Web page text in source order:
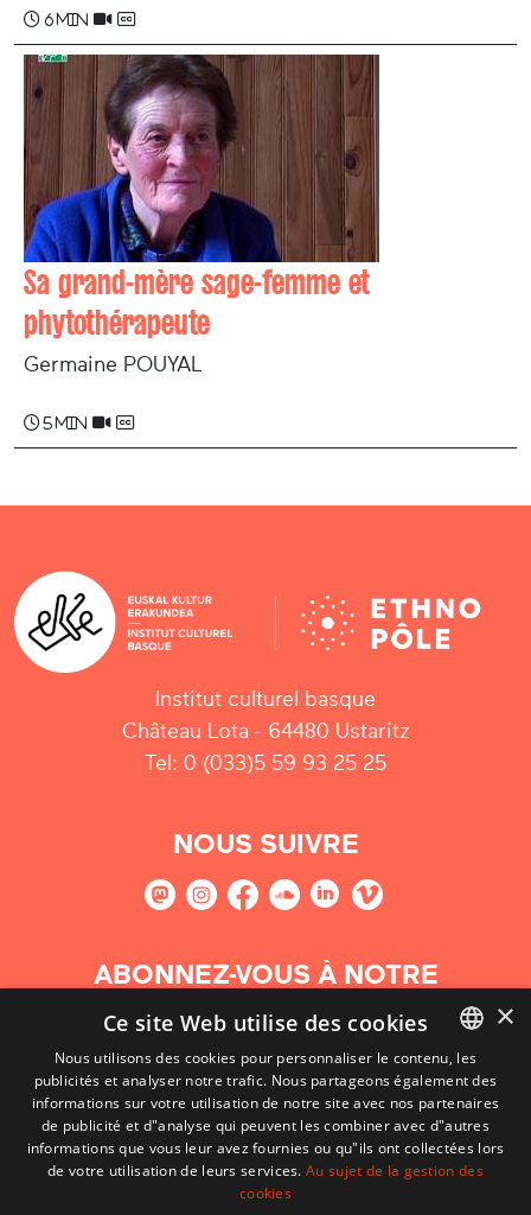
6 min
Sa grand-mère sage-femme et
phytothérapeute
Germaine POUYAL
5 min
Institut culturel basque
Château Lota - 64480 Ustaritz
Tel: 0 (033)5 59 93 25 25
NOUS SUIVRE
ABONNEZ-VOUS À NOTRE
NEWSLETTER
S'abonner
BASQUE
FRENCH
×
Ce site Web utilise des cookies
Nous utilisons des cookies pour personnaliser le contenu, les
publicités et analyser notre trafic. Nous partageons également des
informations sur votre utilisation de notre site avec nos partenaires
de publicité et d"analyse qui peuvent les combiner avec d"autres
informations que vous leur avez fournies ou qu"ils ont collectées lors
de votre utilisation de leurs services.Au sujet de la gestion des
cookies